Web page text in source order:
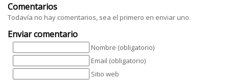
Comentarios
Todavía no hay comentarios, sea el primero en enviar uno.
Enviar comentario
Nombre (obligatorio)
Email (obligatorio)
Sitio web